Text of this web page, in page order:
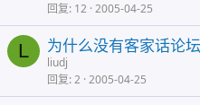
回复 12 2005-04-25
L 为什么没有客家话论
liudj
回复 2 2005-04-25